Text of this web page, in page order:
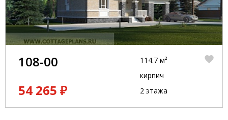
108-00
54 265 ₽
114.7 м²
кирпич
2 этажа